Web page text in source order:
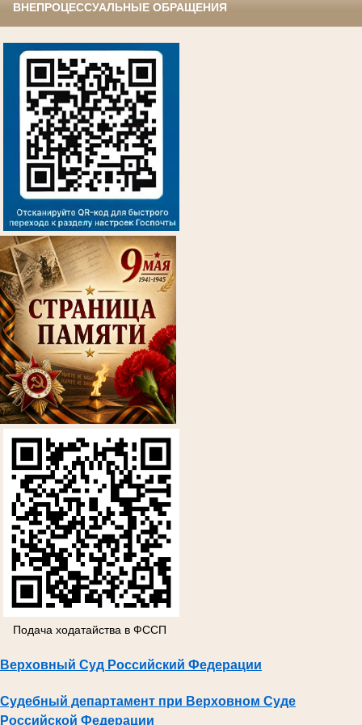
ВНЕПРОЦЕССУАЛЬНЫЕ ОБРАЩЕНИЯ
Подача ходатайства в ФССП
Верховный Суд Российский Федерации
Судебный департамент при Верховном Суде
Российской Федерации